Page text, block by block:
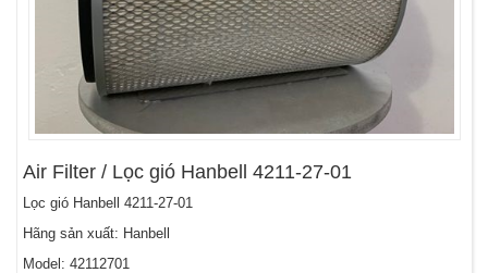
Air Filter / Lọc gió Hanbell 4211-27-01
Lọc gió Hanbell 4211-27-01
Hãng sản xuất: Hanbell
Model: 42112701